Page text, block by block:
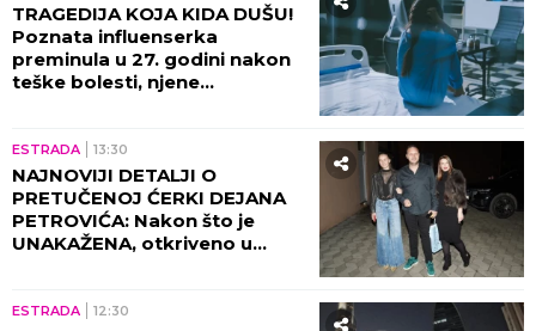
TRAGEDIJA KOJA KIDA DUŠU!
Poznata influenserka
preminula u 27. godini nakon
teške bolesti, njene
ESTRADA 13:30
NAJNOVIJI DETALJI O
PRETUČENOJ ĆERKI DEJANA
PETROVIĆA: Nakon što je
UNAKAŽENA, otkriveno u
ESTRADA 12:30